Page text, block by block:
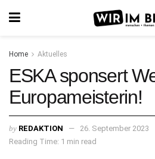
Home Aktuelles
ESKA sponsert
Europameisterin!
by REDAKTION
26. September 2023
Reading Time: 1 min read